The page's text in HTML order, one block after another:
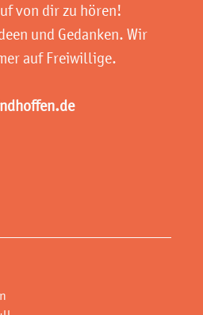
von dir zu hören!
und Gedanken. Wir
auf Freiwillige.